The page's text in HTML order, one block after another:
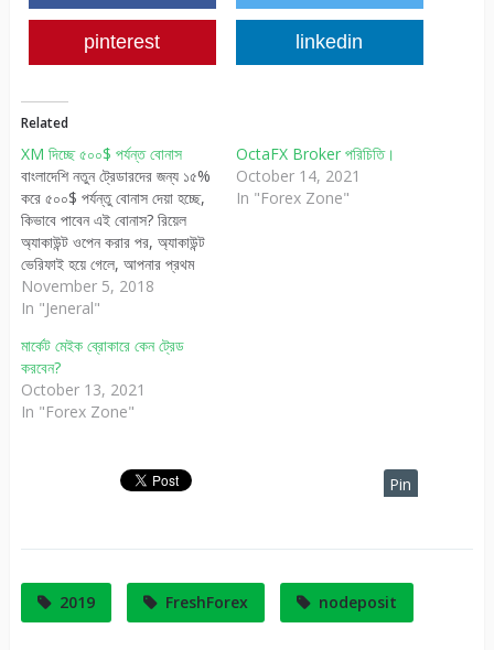
pinterest linkedin
Related
XM দিচ্ছে ৫০০$ পর্যন্ত বোনাস
বাংলাদেশি নতুন ট্রেডারদের জন্য ১৫%
করে ৫০০$ পর্যন্তু বোনাস দেয়া হচ্ছে,
কিভাবে পাবেন এই বোনাস? রিয়েল
অ্যাকাউন্ট ওপেন করার পর, অ্যাকাউন্ট
ভেরিফাই হয়ে গেলে, আপনার প্রথম
ডিপোজিট থেকে পরবর্তিতে ২৪ ঘন্টার
ভিতরে যতবার ডিপোজিট করবেন
স্বয়ংক্রিয়ভাবে এই বোনাস, গ্রাহকের
ট্রেডিং একাউন্টে যোগ হয়ে যাবে এবং…
November 5, 2018
In "Jeneral"
OctaFX Broker পরিচিতি।
October 14, 2021
In "Forex Zone"
মার্কেট মেইক ব্রোকারে কেন ট্রেড
করবেন?
October 13, 2021
In "Forex Zone"
Pin
2019 FreshForex nodeposit